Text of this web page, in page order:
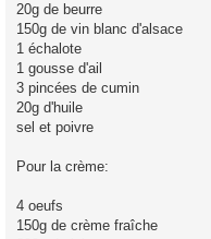
20g de beurre
150g de vin blanc d'alsace
1 échalote
1 gousse d'ail
3 pincées de cumin
20g d'huile
sel et poivre
Pour la crème:
4 oeufs
150g de crème fraîche